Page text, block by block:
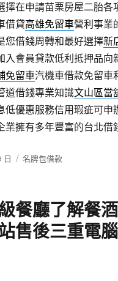
擇在申請苗栗房屋二胎各
借貸高雄免留車營利事業
您借錢周轉和最好選擇新
入會員貸款低利抵押品向
免留車汽機車借款免留車
道借錢專業知識文山區當
低優惠服務信用瑕疵可申
業擁有多年豐富的台北借
日
分
名牌包借款
餐廳了解餐
售後三重電